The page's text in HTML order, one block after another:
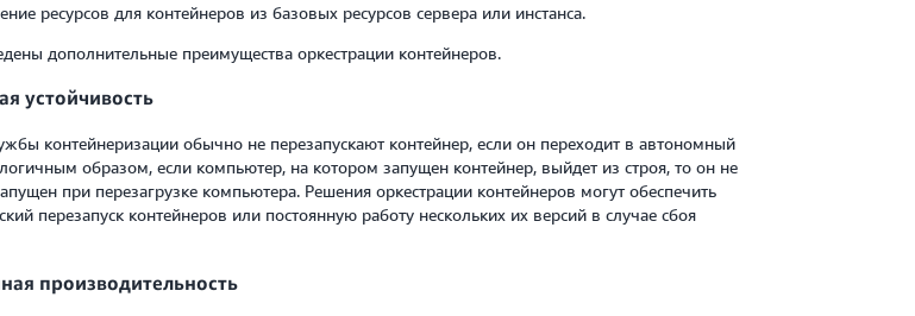
ресурсов для контейнеров из базовых ресурсов сервера или инстанса.
дополнительные преимущества оркестрации контейнеров.
устойчивость
контейнеризации обычно не перезапускают контейнер, если он переходит в автономный
образом, если компьютер, на котором запущен контейнер, выйдет из строя, то он не
при перезагрузке компьютера. Решения оркестрации контейнеров могут обеспечить
перезапуск контейнеров или постоянную работу нескольких их версий в случае сбоя
производительность